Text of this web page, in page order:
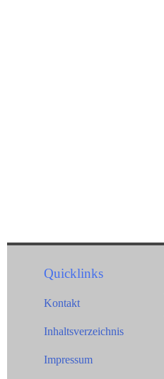
Quicklinks
Kontakt
Inhaltsverzeichnis
Impressum